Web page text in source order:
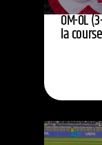
OM-OL
la